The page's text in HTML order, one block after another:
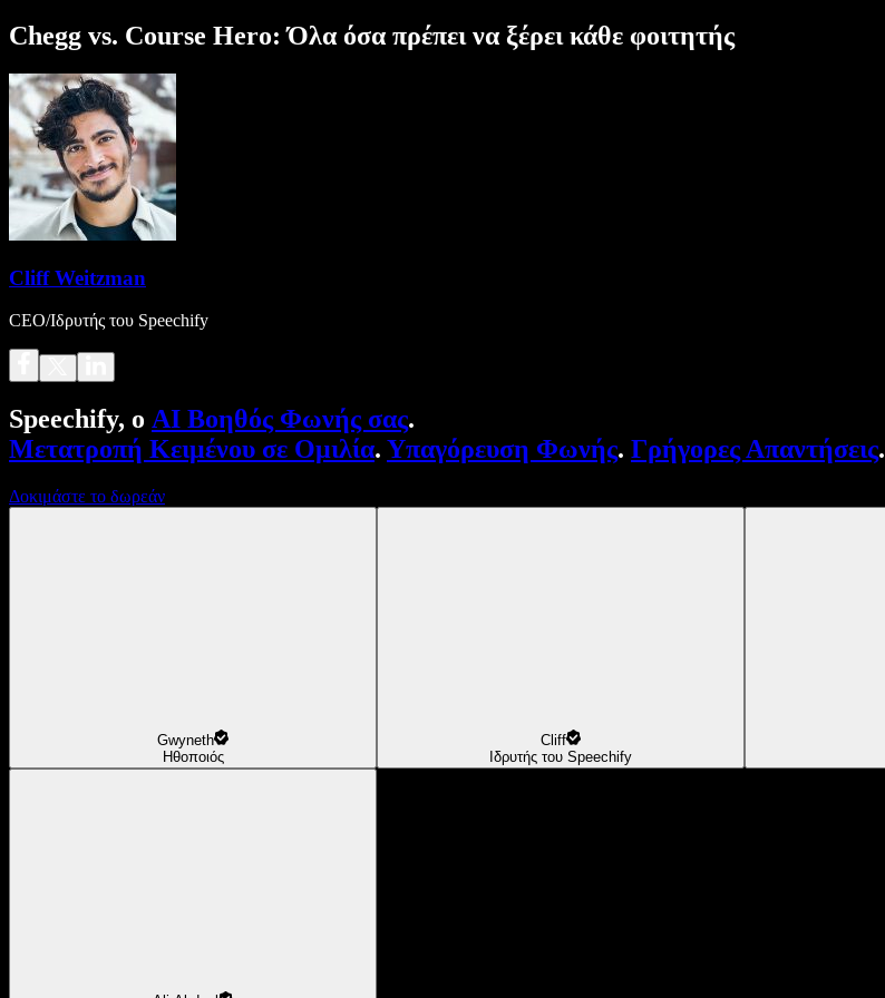
Chegg vs. Course Hero: Όλα όσα πρέπει να ξέρει κάθε φοιτητής
Cliff Weitzman
CEO/Ιδρυτής του Speechify
Speechify, ο AI Βοηθός Φωνής σας.
Μετατροπή Κειμένου σε Ομιλία. Υπαγόρευση Φωνής. Γρήγορες Απαντήσεις.
Δοκιμάστε το δωρεάν
Gwyneth
Ηθοποιός
Cliff
Ιδρυτής του Speechify